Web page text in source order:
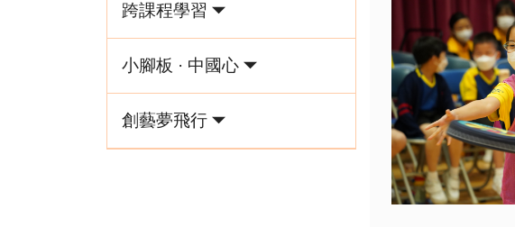
跨課程學習
小腳板 · 中國心
創藝夢飛行